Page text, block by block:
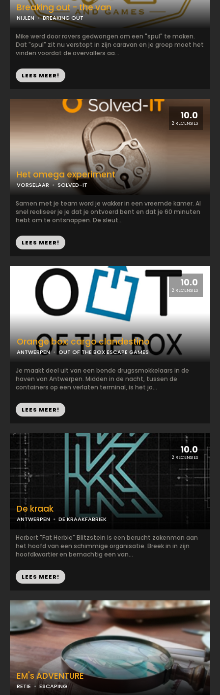
Breaking out - the van
NIJLEN BREAKING OUT
Mike werd door rovers gedwongen om een "spul" te maken.
Dat "spul" zit nu verstopt in zijn caravan en je groep moet het
vinden voordat de overvallers aa...
LEES MEER!
10.0
2 RECENSIES
Orange box: cargo clandestino
ANTWERPEN OUT OF THE BOX ESCAPE GAMES
Je maakt deel uit van een bende drugssmokkelaars in de
haven van Antwerpen. Midden in de nacht, tussen de
containers op een verlaten terminal, is het jo...
LEES MEER!
EM's ADVENTURE
RETIE ESCAPING
10.0
2 RECENSIES
Het omega experiment
VORSELAAR SOLVED-IT
Samen met je team word je wakker in een vreemde kamer. Al
snel realiseer je je dat je ontvoerd bent en dat je 60 minuten
hebt om te ontsnappen. De sleut...
LEES MEER!
10.0
2 RECENSIES
De kraak
ANTWERPEN DE KRAAKFABRIEK
Herbert "Fat Herbie" Blitzstein is een berucht zakenman aan
het hoofd van een schimmige organisatie. Breek in in zijn
hoofdkwartier en bemachtig een van...
LEES MEER!